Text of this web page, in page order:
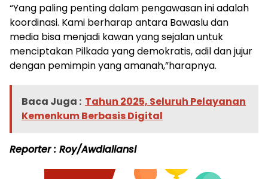
“Yang paling penting dalam pengawasan ini adalah
koordinasi. Kami berharap antara Bawaslu dan
media bisa menjadi kawan yang sejalan untuk
menciptakan Pilkada yang demokratis, adil dan jujur
dengan pemimpin yang amanah,”harapnya.
Baca Juga : Tahun 2025, Seluruh Pelayanan
Kemenkum Berbasis Digital
Reporter : Roy/Awdialiansi